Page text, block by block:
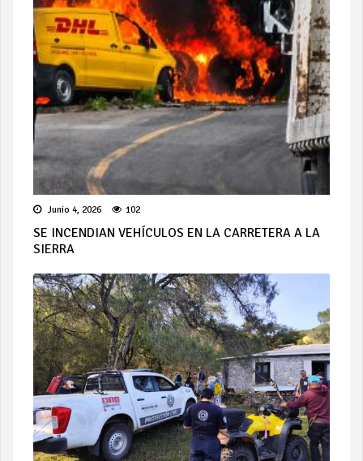
Junio 4, 2026 102
SE INCENDIAN VEHÍCULOS EN LA CARRETERA A LA
SIERRA